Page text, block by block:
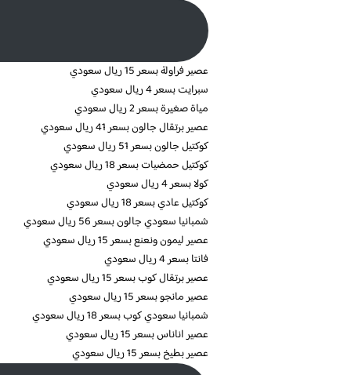
عصير فراولة بسعر 15 ريال سعودي
سبرايت بسعر 4 ريال سعودي
مياة صغيرة بسعر 2 ريال سعودي
عصير برتقال جالون بسعر 41 ريال سعودي
كوكتيل جالون بسعر 51 ريال سعودي
كوكتيل حمضيات بسعر 18 ريال سعودي
كولا بسعر 4 ريال سعودي
كوكتيل عادي بسعر 18 ريال سعودي
شمبانيا سعودي جالون بسعر 56 ريال سعودي
عصير ليمون ونعنع بسعر 15 ريال سعودي
فانتا بسعر 4 ريال سعودي
عصير برتقال كوب بسعر 15 ريال سعودي
عصير مانجو بسعر 15 ريال سعودي
شمبانيا سعودي كوب بسعر 18 ريال سعودي
عصير اناناس بسعر 15 ريال سعودي
عصير بطيخ بسعر 15 ريال سعودي